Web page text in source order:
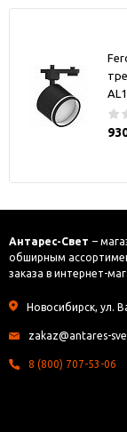
Антарес-Свет –
обширным
заказа в интернет-
Новосибирск, ул.
zakaz@antares-
8 (800) 707-53-06